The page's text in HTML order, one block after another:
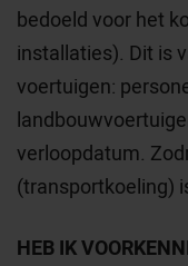
bedoeld voor het
installaties). Dit is
voertuigen:
verloopdatum.
(transportkoeling)
HEB IK